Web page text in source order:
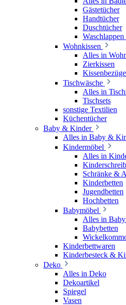
Gästetücher
Handtücher
Duschtücher
Wohnkissen
Alles in
Zierkissen
Kissenbezüge
Tischwäsche
Alles in
Tischsets
sonstige Textilien
Küchentücher
Baby & Kinder
Alles in Baby &
Kindermöbel
Alles in
Schränke &
Kinderbetten
Jugendbetten
Hochbetten
Babymöbel
Alles in
Babybetten
Kinderbettwaren
Kinderbesteck &
Deko
Alles in Deko
Dekoartikel
Spiegel
Vasen